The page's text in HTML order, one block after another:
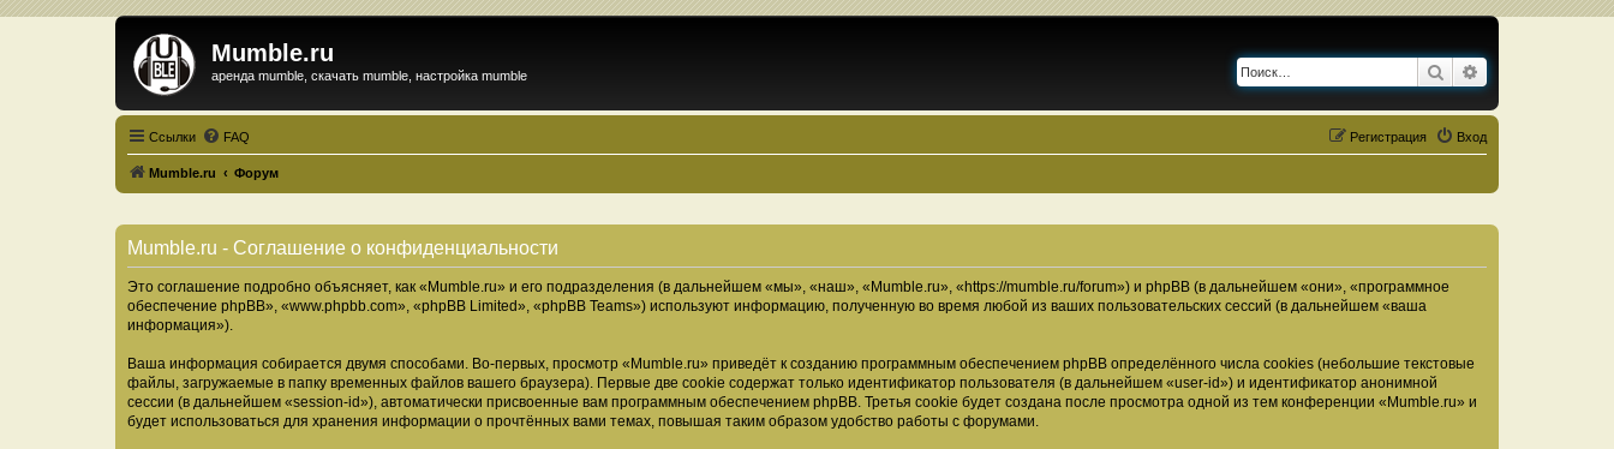
Mumble.ru
аренда mumble, скачать mumble, настройка mumble Поиск
Ссылки FAQ Вход
Регистрация
Mumble.ru Форум
Mumble.ru - Соглашение о конфиденциальности
Это соглашение подробно объясняет, как «Mumble.ru» и его подразделения (в дальнейшем «мы», «наш», «Mumble.ru», «https://mumble.ru/forum») и phpBB (в дальнейшем «они», «программное
обеспечение phpBB», «www.phpbb.com», «phpBB Limited», «phpBB Teams») используют информацию, полученную во время любой из ваших пользовательских сессий (в дальнейшем «ваша
информация»).
Ваша информация собирается двумя способами. Во-первых, просмотр «Mumble.ru» приведёт к созданию программным обеспечением phpBB определённого числа cookies (небольшие текстовые
файлы, загружаемые в папку временных файлов вашего браузера). Первые две cookie содержат только идентификатор пользователя (в дальнейшем «user-id») и идентификатор анонимной
сессии (в дальнейшем «session-id»), автоматически присвоенные вам программным обеспечением phpBB. Третья cookie будет создана после просмотра одной из тем конференции «Mumble.ru» и
будет использоваться для хранения информации о прочтённых вами темах, повышая таким образом удобство работы с форумами.